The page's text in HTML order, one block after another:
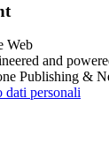
and
Publishing &
dati personali